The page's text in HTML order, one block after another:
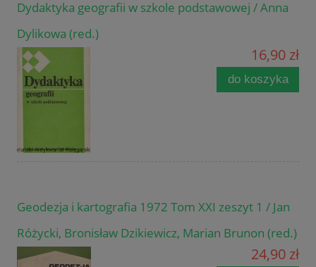
Dydaktyka geografii w szkole podstawowej / Anna
Dylikowa (red.)
16,90 zł
do koszyka
Geodezja i kartografia 1972 Tom XXI zeszyt 1 / Jan
Różycki, Bronisław Dzikiewicz, Marian Brunon (red.)
24,90 zł